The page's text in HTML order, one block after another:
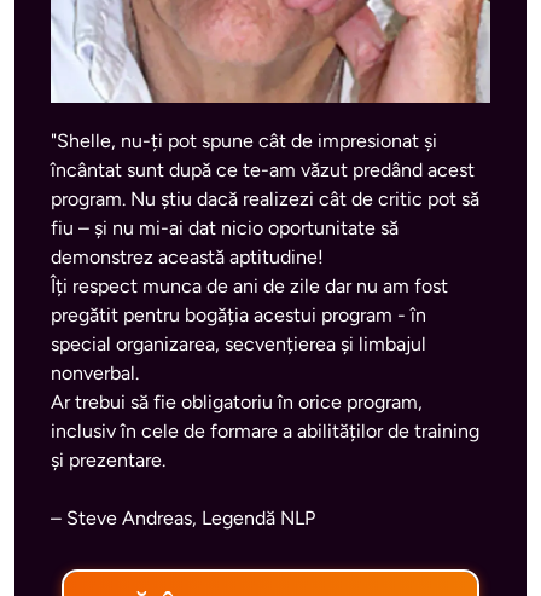
"Shelle, nu-ți pot spune cât de impresionat și
încântat sunt după ce te-am văzut predând acest
program. Nu știu dacă realizezi cât de critic pot să
fiu – și nu mi-ai dat nicio oportunitate să
demonstrez această aptitudine!
Îți respect munca de ani de zile dar nu am fost
pregătit pentru bogăția acestui program - în
special organizarea, secvențierea și limbajul
nonverbal.
Ar trebui să fie obligatoriu în orice program,
inclusiv în cele de formare a abilităților de training
– Steve Andreas, Legendă NLP